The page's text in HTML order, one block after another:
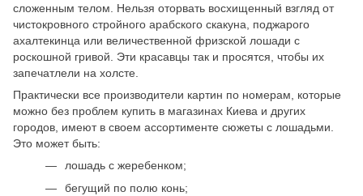
сложенным телом. Нельзя оторвать восхищенный взгляд от
чистокровного стройного арабского скакуна, поджарого
ахалтекинца или величественной фризской лошади с
роскошной гривой. Эти красавцы так и просятся, чтобы их
запечатлели на холсте.
Практически все производители картин по номерам, которые
можно без проблем купить в магазинах Киева и других
городов, имеют в своем ассортименте сюжеты с лошадьми.
Это может быть:
лошадь с жеребенком;
бегущий по полю конь;